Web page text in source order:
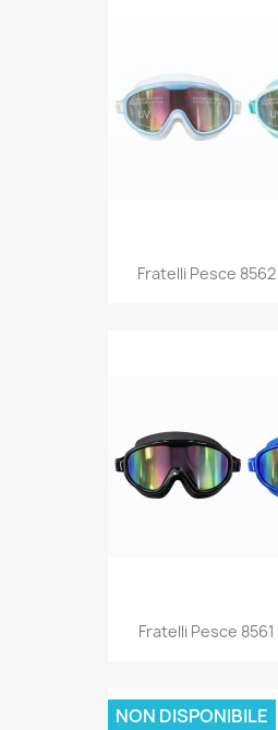

Fratelli Pesce

Fratelli Pesce
NON DISPONIBILE